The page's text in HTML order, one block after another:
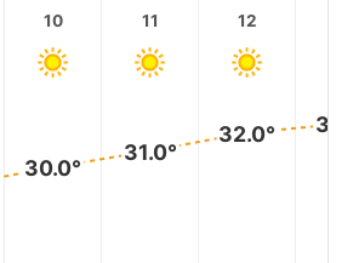
10
30.0°
11
31.0°
12
32.0°